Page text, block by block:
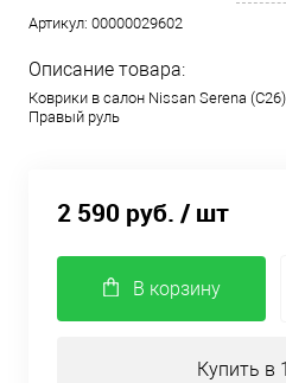
Артикул: 00000029602
Описание товара:
Коврики в салон Nissan Serena
Правый руль
2 590 руб. / шт
В корзину
Купить в